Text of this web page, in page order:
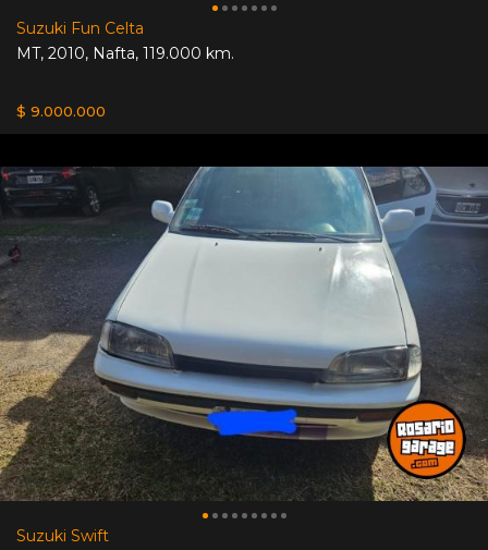
Suzuki Fun Celta
MT, 2010, Nafta, 119.000 km.
$ 9.000.000
Suzuki Swift